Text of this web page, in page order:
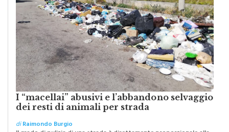
I “macellai” abusivi e l’abbandono selvaggio
dei resti di animali per strada